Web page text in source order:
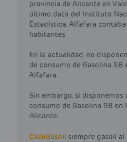
provincia de Alicante en
último dato del Instituto
Estadística, Alfafara
habitantes.
En la actualidad, no
de consumo de Gasolina 98
Alfafara.
Sin embargo, sí disponemos
consumo de Gasolina 98 en
Alicante.
ClickGasoil siempre gasoil